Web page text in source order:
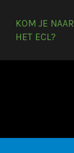
KOM JE NAAR
HET ECL?